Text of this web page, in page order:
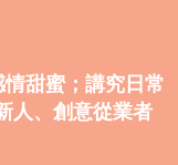
甜蜜；講究日常
人、創意從業者